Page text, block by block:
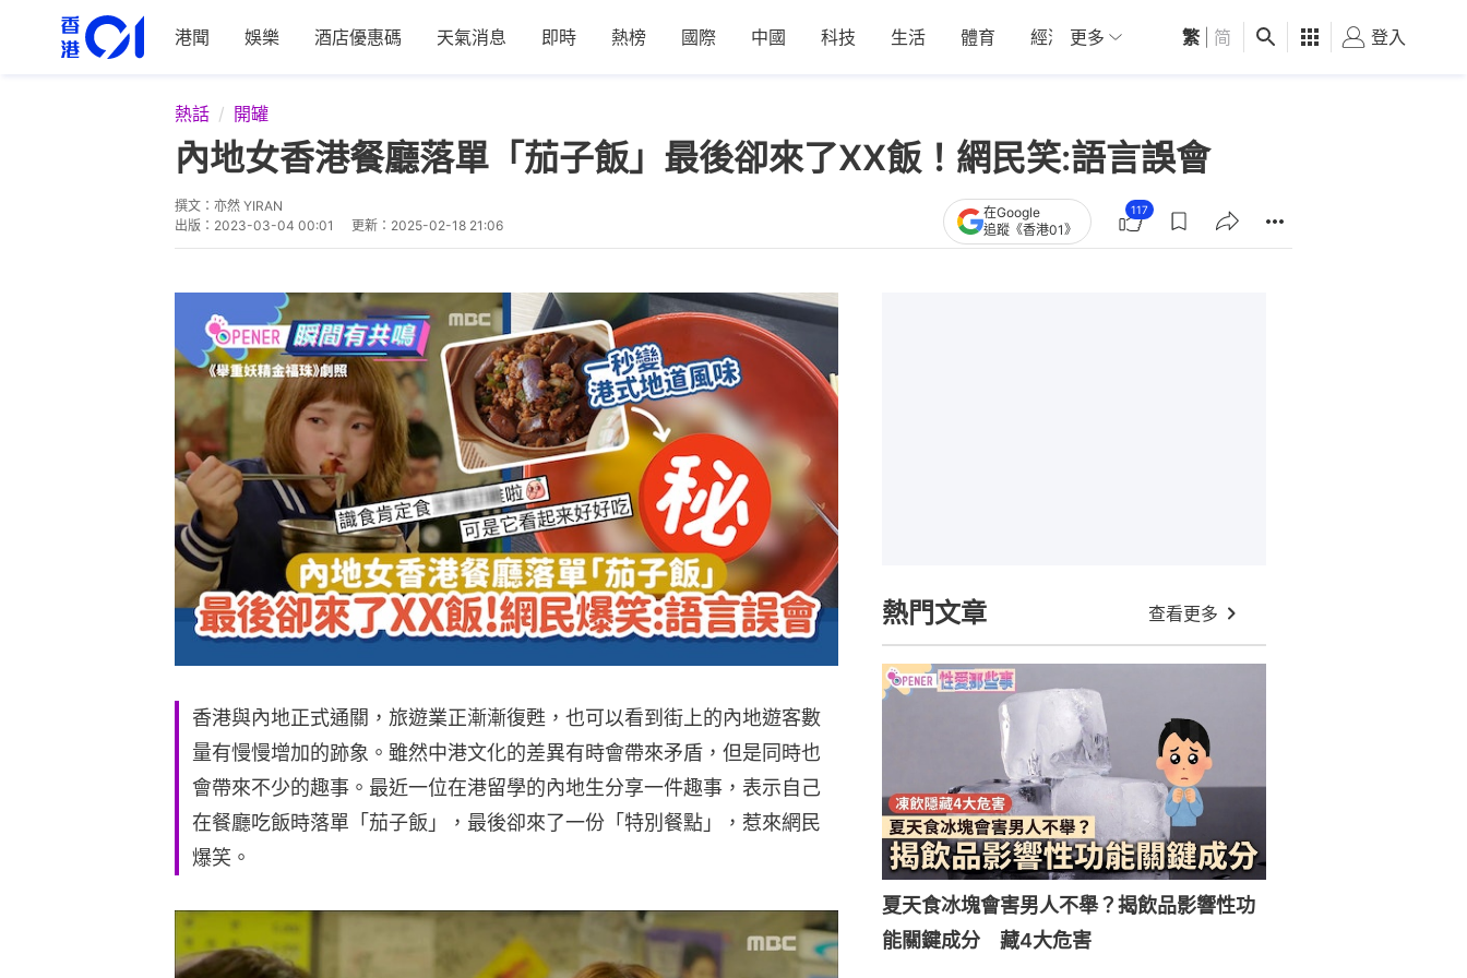
港聞 娛樂 酒店優惠碼 天氣消息 即時 熱榜 國際 中國 科技 生活 體育 經濟 01深圳 觀點 健康 好食玩飛
更多 繁 简 登入
熱話 開罐
內地女香港餐廳落單「茄子飯」最後卻來了XX飯！網民笑:語言誤會
撰文： 亦然 YIRAN
出版： 2023-03-04 00:01 更新： 2025-02-18 21:06
在Google
追蹤《香港01》
117
香港與內地正式通關，旅遊業正漸漸復甦，也可以看到街上的內地遊客數
量有慢慢增加的跡象。雖然中港文化的差異有時會帶來矛盾，但是同時也
會帶來不少的趣事。最近一位在港留學的內地生分享一件趣事，表示自己
在餐廳吃飯時落單「茄子飯」，最後卻來了一份「特別餐點」，惹來網民
爆笑。
熱門文章 查看更多
夏天食冰塊會害男人不舉？揭飲品影響性功
能關鍵成分 藏4大危害